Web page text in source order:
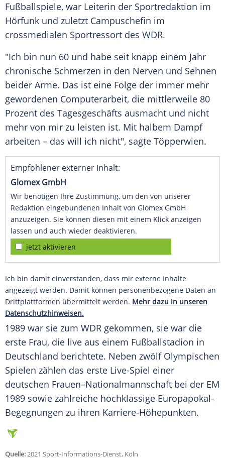
Fußballspiele, war Leiterin der Sportredaktion im
Hörfunk und zuletzt Campuschefin im
crossmedialen Sportressort des WDR.
"Ich bin nun 60 und habe seit knapp einem Jahr
chronische Schmerzen in den Nerven und Sehnen
beider Arme. Das ist eine Folge der immer mehr
gewordenen Computerarbeit, die mittlerweile 80
Prozent des Tagesgeschäfts ausmacht und nicht
mehr von mir zu leisten ist. Mit halbem Dampf
arbeiten – das will ich nicht", sagte Töpperwien.
Empfohlener externer Inhalt:
Glomex GmbH
Wir benötigen Ihre Zustimmung, um den von unserer
Redaktion eingebundenen Inhalt von Glomex GmbH
anzuzeigen. Sie können diesen mit einem Klick anzeigen
lassen und auch wieder deaktivieren.
jetzt aktivieren
Ich bin damit einverstanden, dass mir externe Inhalte
angezeigt werden. Damit können personenbezogene Daten an
Drittplattformen übermittelt werden. Mehr dazu in unseren
Datenschutzhinweisen.
1989 war sie zum WDR gekommen, sie war die
erste Frau, die live aus einem Fußballstadion in
Deutschland berichtete. Neben zwölf Olympischen
Spielen zählen das erste Live-Spiel einer
deutschen Frauen–Nationalmannschaft bei der EM
1989 sowie zahlreiche hochklassige Europapokal-
Begegnungen zu ihren Karriere-Höhepunkten.
Quelle:2021 Sport-Informations-Dienst, Köln